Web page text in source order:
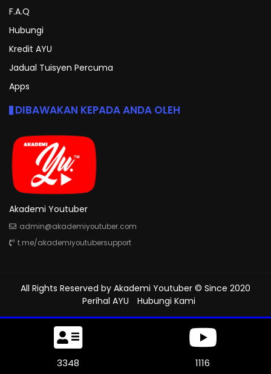
F.A.Q
Hubungi
Kredit AYU
Jadual Tuisyen Percuma
Apps
DIBAWAKAN KEPADA ANDA OLEH
Akademi Youtuber
admin@akademiyoutuber.com
t.me/akademiyoutubersupport
All Rights Reserved by Akademi Youtuber © Since 2020
Perihal AYU
Hubungi Kami
3702 1234